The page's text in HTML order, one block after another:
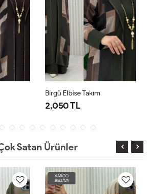
Birgü Elbise Takım
2,050 TL
Satan Ürünler
KARGO
BEDAVA